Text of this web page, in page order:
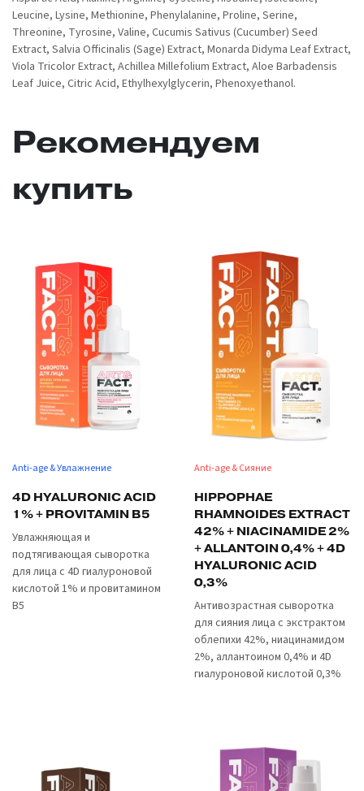
Leucine, Lysine, Methionine, Phenylalanine, Proline, Serine,
Threonine, Tyrosine, Valine, Cucumis Sativus (Cucumber) Seed
Extract, Salvia Оfficinalis (Sage) Extract, Monarda Didyma Leaf Extract,
Viola Tricolor Extract, Achillea Millefolium Extract, Aloe Barbadensis
Leaf Juice, Citric Acid, Ethylhexylglycerin, Phenoxyethanol.
Рекомендуем
купить
Anti-age & Увлажнение
4D HYALURONIC ACID
1% + PROVITAMIN B5
Увлажняющая и
подтягивающая сыворотка
для лица с 4D гиалуроновой
кислотой 1% и провитамином
B5
Anti-age & Сияние
HIPPOPHAE
RHAMNOIDES EXTRACT
42% + NIACINAMIDE 2%
+ ALLANTOIN 0,4% + 4D
HYALURONIC ACID
0,3%
Антивозрастная сыворотка
для сияния лица с экстрактом
облепихи 42%, ниацинамидом
2%, аллантоином 0,4% и 4D
гиалуроновой кислотой 0,3%